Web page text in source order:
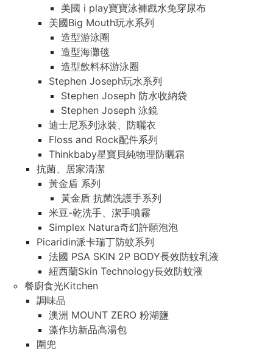
美國 i play寶寶泳褲戲水免穿尿布
美國Big Mouth玩水系列
造型游泳圈
造型海灘毯
造型飲料杯游泳圈
Stephen Joseph玩水系列
Stephen Joseph 防水收納袋
Stephen Joseph 泳鏡
迪士尼系列泳裝、防曬衣
Floss and Rock配件系列
Thinkbaby星寶貝純物理防曬霜
抗菌、居家清潔
黃金盾 系列
黃金盾 抗菌洗護手系列
米豆-乾洗手、潔手噴霧
Simplex Natura奇幻許願泡泡
Picaridin派卡瑞丁防蚊系列
法國 PSA SKIN 2P BODY長效防蚊乳液
紐西蘭Skin Technology長效防蚊液
餐廚食光Kitchen
調味品
澳洲 MOUNT ZERO 粉湖鹽
藻作坊新品高湯包
圍兜